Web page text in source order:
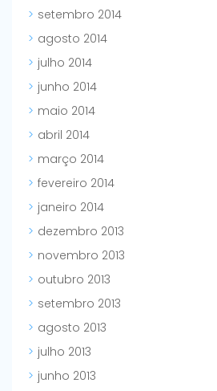
setembro 2014
agosto 2014
julho 2014
junho 2014
maio 2014
abril 2014
março 2014
fevereiro 2014
janeiro 2014
dezembro 2013
novembro 2013
outubro 2013
setembro 2013
agosto 2013
julho 2013
junho 2013